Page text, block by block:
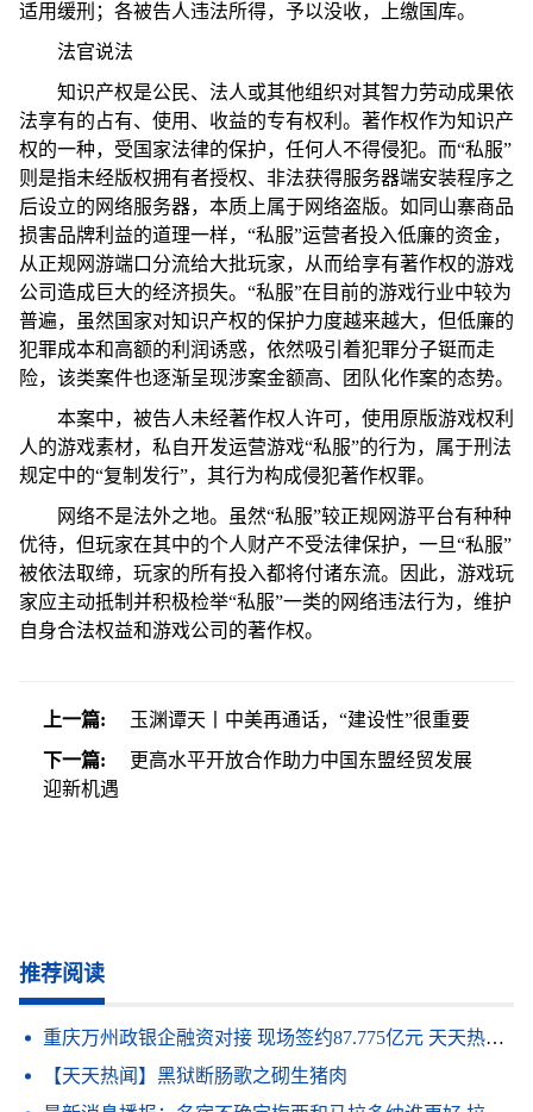
适用缓刑；各被告人违法所得，予以没收，上缴国库。
法官说法
知识产权是公民、法人或其他组织对其智力劳动成果依
法享有的占有、使用、收益的专有权利。著作权作为知识产
权的一种，受国家法律的保护，任何人不得侵犯。而“私服”
则是指未经版权拥有者授权、非法获得服务器端安装程序之
后设立的网络服务器，本质上属于网络盗版。如同山寨商品
损害品牌利益的道理一样，“私服”运营者投入低廉的资金，
从正规网游端口分流给大批玩家，从而给享有著作权的游戏
公司造成巨大的经济损失。“私服”在目前的游戏行业中较为
普遍，虽然国家对知识产权的保护力度越来越大，但低廉的
犯罪成本和高额的利润诱惑，依然吸引着犯罪分子铤而走
险，该类案件也逐渐呈现涉案金额高、团队化作案的态势。
本案中，被告人未经著作权人许可，使用原版游戏权利
人的游戏素材，私自开发运营游戏“私服”的行为，属于刑法
规定中的“复制发行”，其行为构成侵犯著作权罪。
网络不是法外之地。虽然“私服”较正规网游平台有种种
优待，但玩家在其中的个人财产不受法律保护，一旦“私服”
被依法取缔，玩家的所有投入都将付诸东流。因此，游戏玩
家应主动抵制并积极检举“私服”一类的网络违法行为，维护
自身合法权益和游戏公司的著作权。
上一篇:
玉渊谭天丨中美再通话，“建设性”很重要
下一篇:
更高水平开放合作助力中国东盟经贸发展
迎新机遇
推荐阅读
重庆万州政银企融资对接 现场签约87.775亿元 天天热点评
【天天热闻】黑狱断肠歌之砌生猪肉